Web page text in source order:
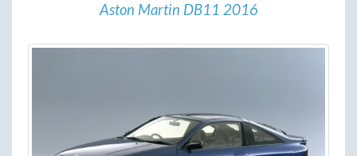
Aston Martin DB11 2016